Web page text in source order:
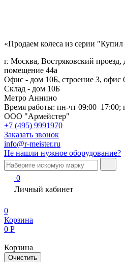
«Продаем колеса из серии
г. Москва, Востряковский проезд,
помещение 44а
Офис - дом 10Б, строение 3, офис
Склад - дом 10Б
Метро Аннино
Время работы: пн-чт 09:00–17:00;
ООО "Армейстер"
+7 (495) 9991970
Заказать звонок
info@r-meister.ru
Не нашли нужное оборудование?
0
Личный кабинет
0
Корзина
0 Р
Корзина
Очистить